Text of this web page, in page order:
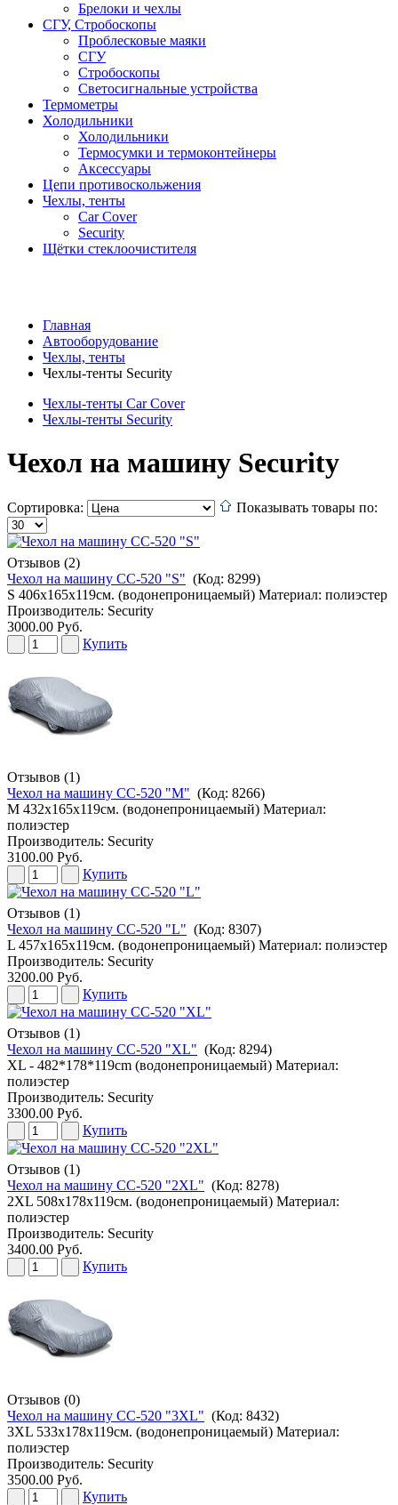
Брелоки и чехлы
СГУ, Стробоскопы
Проблесковые маяки
СГУ
Стробоскопы
Светосигнальные устройства
Термометры
Холодильники
Холодильники
Термосумки и термоконтейнеры
Аксессуары
Цепи противоскольжения
Чехлы, тенты
Car Cover
Security
Щётки стеклоочистителя
Главная
Автооборудование
Чехлы, тенты
Чехлы-тенты Security
Чехлы-тенты Car Cover
Чехлы-тенты Security
Чехол на машину Security
Сортировка: Показывать товары по:
Отзывов (2)
Чехол на машину CC-520 "S" (Код: 8299)
S 406х165х119см. (водонепроницаемый) Материал: полиэстер
Производитель: Security
3000.00 Руб.
Купить
Отзывов (1)
Чехол на машину CC-520 "M" (Код: 8266)
M 432х165х119см. (водонепроницаемый) Материал:
полиэстер
Производитель: Security
3100.00 Руб.
Купить
Отзывов (1)
Чехол на машину CC-520 "L" (Код: 8307)
L 457х165х119см. (водонепроницаемый) Материал: полиэстер
Производитель: Security
3200.00 Руб.
Купить
Отзывов (1)
Чехол на машину CC-520 "XL" (Код: 8294)
XL - 482*178*119cm (водонепроницаемый) Материал:
полиэстер
Производитель: Security
3300.00 Руб.
Купить
Отзывов (1)
Чехол на машину CC-520 "2XL" (Код: 8278)
2XL 508х178х119см. (водонепроницаемый) Материал:
полиэстер
Производитель: Security
3400.00 Руб.
Купить
Отзывов (0)
Чехол на машину CC-520 "3XL" (Код: 8432)
3XL 533х178х119см. (водонепроницаемый) Материал:
полиэстер
Производитель: Security
3500.00 Руб.
Купить